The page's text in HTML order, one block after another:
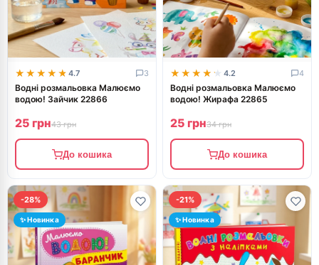
★★★★★
★★★★★ 4.7 3
Водні розмальовка Малюємо
водою! Зайчик 22866
25 грн43 грн
До кошика
★★★★★
★★★★★ 4.2 4
Водні розмальовка Малюємо
водою! Жирафа 22865
25 грн34 грн
До кошика
-28%
✨ Новинка
-21%
✨ Новинка